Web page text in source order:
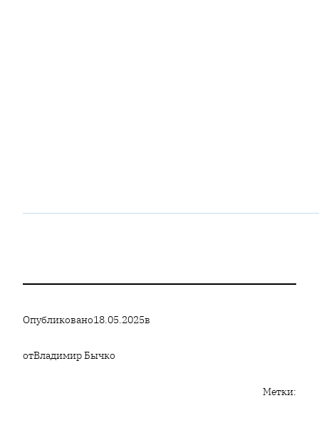
Опубликовано18.05.2025в
отВладимир Бычко
Метки: